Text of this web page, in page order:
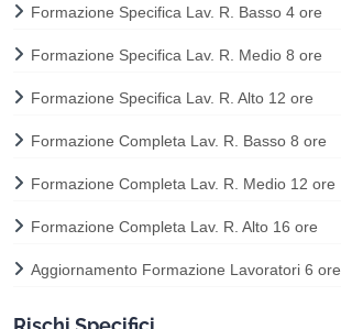
Formazione Specifica Lav. R. Basso 4 ore
Formazione Specifica Lav. R. Medio 8 ore
Formazione Specifica Lav. R. Alto 12 ore
Formazione Completa Lav. R. Basso 8 ore
Formazione Completa Lav. R. Medio 12 ore
Formazione Completa Lav. R. Alto 16 ore
Aggiornamento Formazione Lavoratori 6 ore